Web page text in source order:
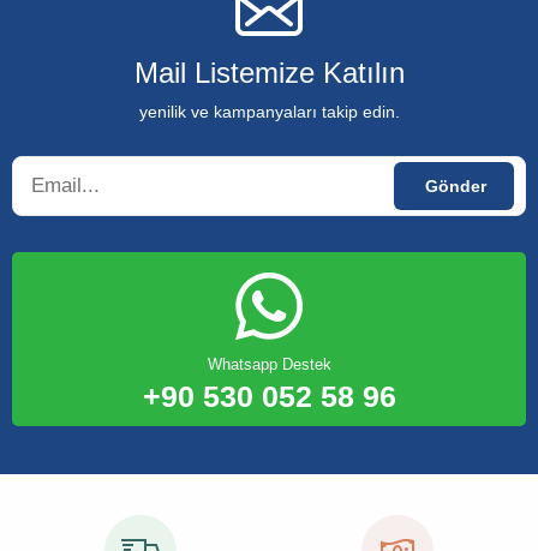
Mail Listemize Katılın
yenilik ve kampanyaları takip edin.
Whatsapp Destek
+90 530 052 58 96